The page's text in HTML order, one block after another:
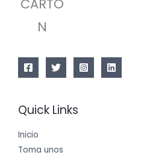
CARTÓ
N
Quick Links
Inicio
Toma unos